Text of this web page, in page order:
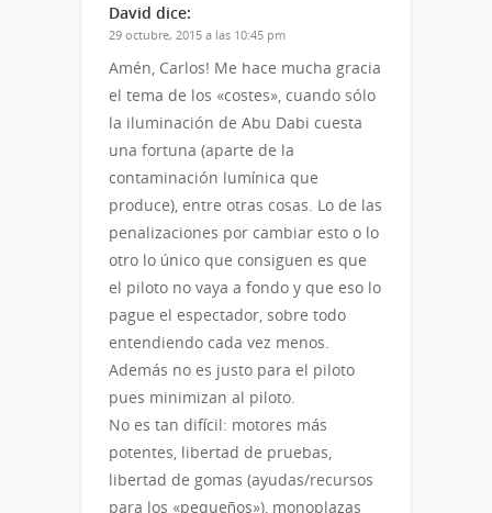
David dice:
29 octubre, 2015 a las 10:45 pm
Amén, Carlos! Me hace mucha gracia
el tema de los «costes», cuando sólo
la iluminación de Abu Dabi cuesta
una fortuna (aparte de la
contaminación lumínica que
produce), entre otras cosas. Lo de las
penalizaciones por cambiar esto o lo
otro lo único que consiguen es que
el piloto no vaya a fondo y que eso lo
pague el espectador, sobre todo
entendiendo cada vez menos.
Además no es justo para el piloto
pues minimizan al piloto.
No es tan difícil: motores más
potentes, libertad de pruebas,
libertad de gomas (ayudas/recursos
para los «pequeños»), monoplazas